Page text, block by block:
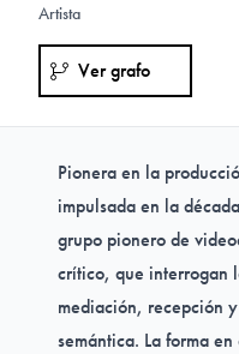
Artista
Ver grafo
Pionera en la
impulsada en la
grupo pionero de
crítico, que interrogan
mediación, recepción
semántica. La forma